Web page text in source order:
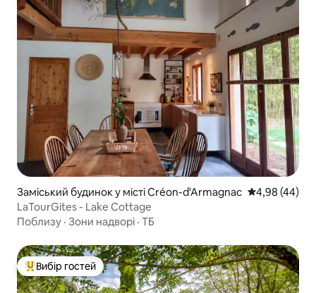
Заміський будинок у місті Créon-d'Armagnac Середня
4,98 (44)
LaTourGites - Lake Cottage
Поблизу · Зони надворі · ТБ
Топ вибір гостей
Вибір гостей